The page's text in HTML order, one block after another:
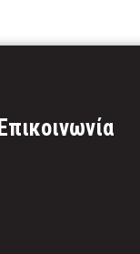
Επικοινωνία